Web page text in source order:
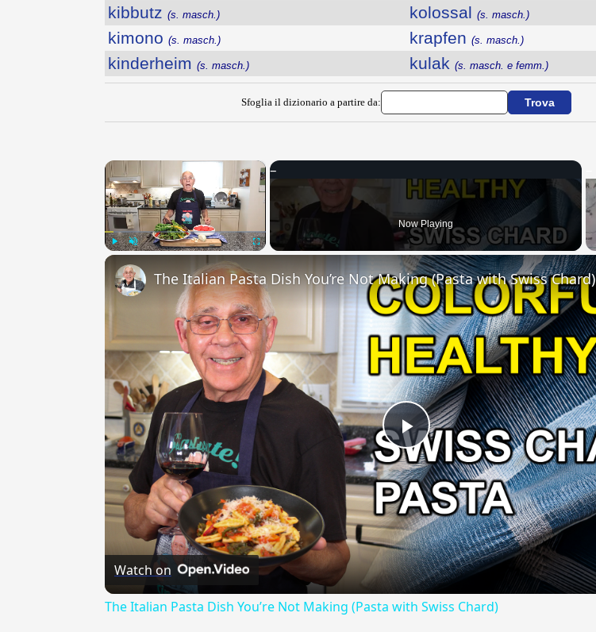
kibbutz (s. masch.)
kimono (s. masch.)
kinderheim (s. masch.)
kolossal (s. masch.)
krapfen (s. masch.)
kulak (s. masch. e femm.)
Sfoglia il dizionario a partire da:
×
Now Playing
Play
Video
The Italian Pasta Dish You’re Not Making (Pasta with Swiss Chard)
Watch on
The Italian Pasta Dish You’re Not Making (Pasta with Swiss Chard)